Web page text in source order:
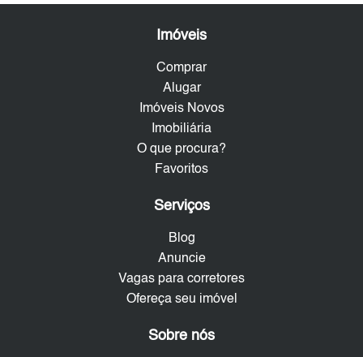
Imóveis
Comprar
Alugar
Imóveis Novos
Imobiliária
O que procura?
Favoritos
Serviços
Blog
Anuncie
Vagas para corretores
Ofereça seu imóvel
Sobre nós